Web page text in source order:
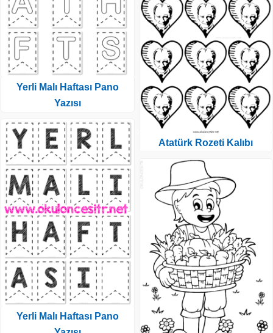
Yerli Malı Haftası Pano
Yazısı
Yerli Malı Haftası Pano
Atatürk Rozeti Kalıbı